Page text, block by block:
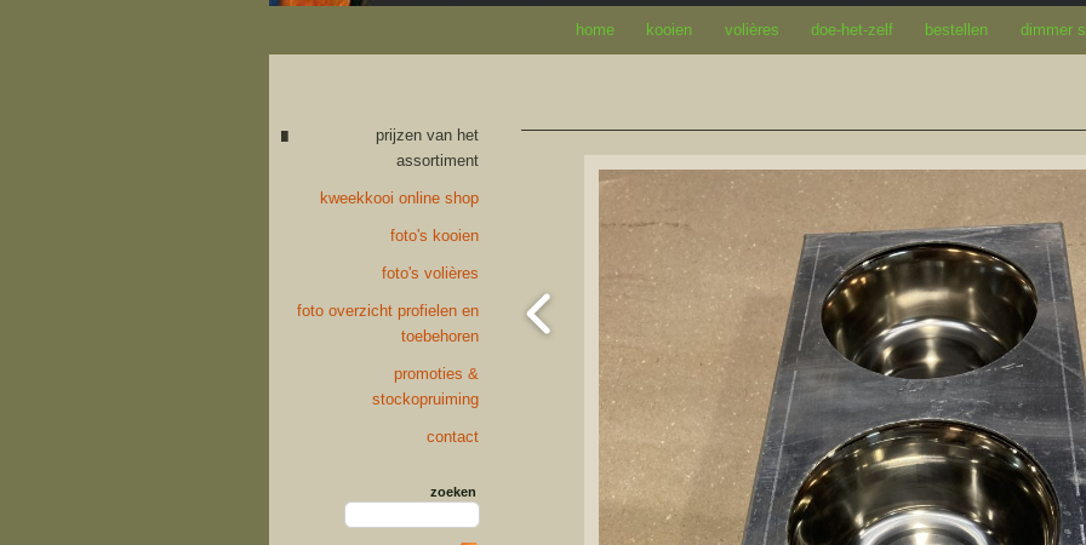
home kooien volières doe-het-zelf bestellen dimmer
prijzen van het
assortiment
kweekkooi online shop
foto's kooien
foto's volières
foto overzicht profielen en
toebehoren
promoties &
stockopruiming
contact
zoeken